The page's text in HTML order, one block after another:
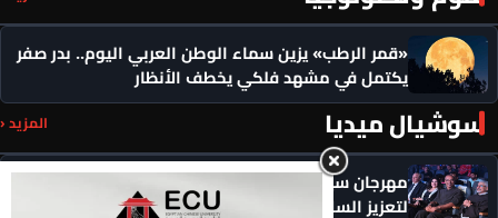
«قمر الرطب» يزين سماء الوطن العربي اليوم.. بدر صفر
يكتمل في مشهد فلكي يخطف الأنظار
سوشيال ميديا المزيد ‹
مهرجان سيمفوني للفنون يكرم رموزاً مؤثرة ويدعو
لتعزيز السلام